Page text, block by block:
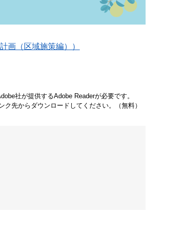
画（区域施策編））
社が提供するAdobe Readerが必要です。
先からダウンロードしてください。（無料）